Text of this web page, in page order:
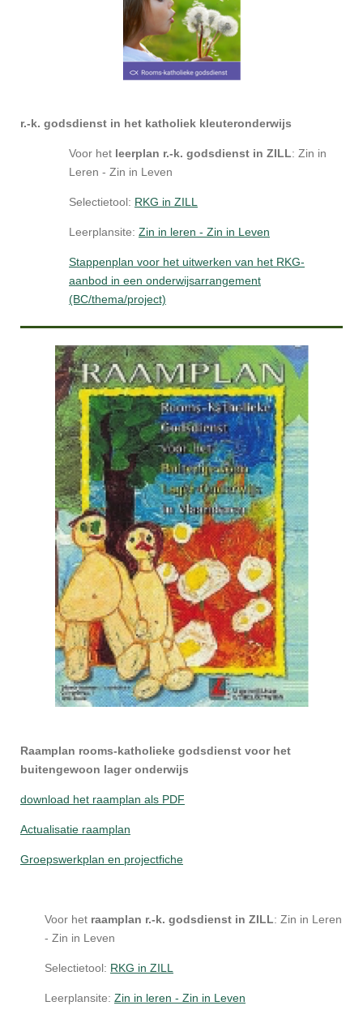
r.-k. godsdienst in het katholiek kleuteronderwijs
Voor het leerplan r.-k. godsdienst in ZILL: Zin in
Leren - Zin in Leven
Selectietool: RKG in ZILL
Leerplansite: Zin in leren - Zin in Leven
Stappenplan voor het uitwerken van het RKG-
aanbod in een onderwijsarrangement
(BC/thema/project)
Raamplan rooms-katholieke godsdienst voor het
buitengewoon lager onderwijs
download het raamplan als PDF
Actualisatie raamplan
Groepswerkplan en projectfiche
Voor het raamplan r.-k. godsdienst in ZILL: Zin in Leren
- Zin in Leven
Selectietool: RKG in ZILL
Leerplansite: Zin in leren - Zin in Leven